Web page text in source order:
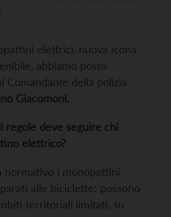
elettrici, nuova icona
abbiamo posto
Comandante della polizia
Giacomoni.
regole deve seguire chi
elettrico?
normativo i monopattini
alle biciclette: possono
territoriali limitati, su